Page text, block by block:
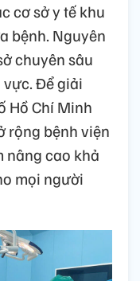
cơ sở y tế khu
bệnh. Nguyên
chuyên sâu
vực. Để giải
Hồ Chí Minh
rộng bệnh viện
nâng cao khả
mọi người